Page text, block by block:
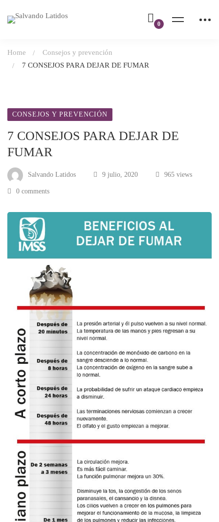
Home
Consejos y prevención
7 CONSEJOS PARA DEJAR DE FUMAR
CONSEJOS Y PREVENCIÓN
7 CONSEJOS PARA DEJAR DE
FUMAR
Salvando Latidos 9 julio, 2020 965 views
0 comments